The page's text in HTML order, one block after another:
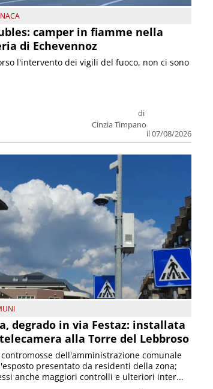
camper in fiamme nella
di Echevennoz
di
Cinzia Timpano
il 07/08/2026
l'intervento dei vigili del fuoco, non ci sono
degrado in via Festaz: installata
alla Torre del Lebbroso
contromosse dell'amministrazione comunale
presentato da residenti della zona;
anche maggiori controlli e ulteriori inter...